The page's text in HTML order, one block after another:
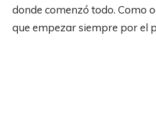
donde comenzó todo. Como
que empezar siempre por el